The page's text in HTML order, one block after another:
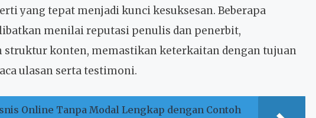
yang tepat menjadi kunci kesuksesan. Beberapa
menilai reputasi penulis dan penerbit,
struktur konten, memastikan keterkaitan dengan tujuan
ulasan serta testimoni.
Online Tanpa Modal Lengkap dengan Contoh